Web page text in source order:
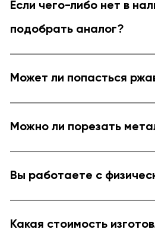
Если чего-либо нет в
подобрать аналог?
Может ли попасться
Можно ли порезать
Вы работаете с
Какая стоимость